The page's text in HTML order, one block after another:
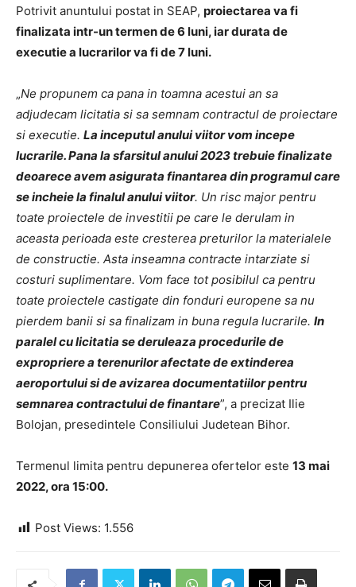
Potrivit anuntului postat in SEAP, proiectarea va fi
finalizata intr-un termen de 6 luni, iar durata de
executie a lucrarilor va fi de 7 luni.
„Ne propunem ca pana in toamna acestui an sa
adjudecam licitatia si sa semnam contractul de proiectare
si executie. La inceputul anului viitor vom incepe
lucrarile. Pana la sfarsitul anului 2023 trebuie finalizate
deoarece avem asigurata finantarea din programul care
se incheie la finalul anului viitor. Un risc major pentru
toate proiectele de investitii pe care le derulam in
aceasta perioada este cresterea preturilor la materialele
de constructie. Asta inseamna contracte intarziate si
costuri suplimentare. Vom face tot posibilul ca pentru
toate proiectele castigate din fonduri europene sa nu
pierdem banii si sa finalizam in buna regula lucrarile. In
paralel cu licitatia se deruleaza procedurile de
expropriere a terenurilor afectate de extinderea
aeroportului si de avizarea documentatiilor pentru
semnarea contractului de finantare”, a precizat Ilie
Bolojan, presedintele Consiliului Judetean Bihor.
Termenul limita pentru depunerea ofertelor este 13 mai
2022, ora 15:00.
Post Views: 1.556